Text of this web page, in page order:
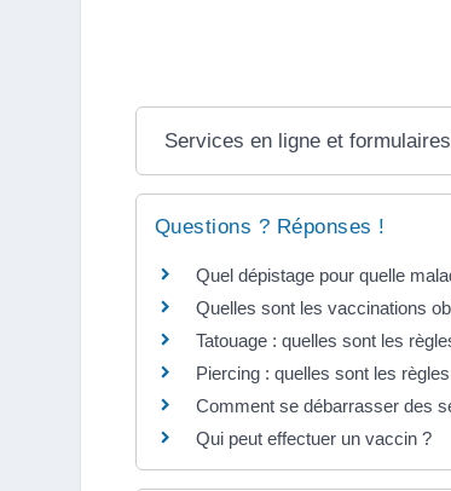
Services en ligne et formulaires
Questions ? Réponses !
Quel dépistage pour quelle
Quelles sont les vaccinations
Tatouage : quelles sont les
Piercing : quelles sont les
Comment se débarrasser des
Qui peut effectuer un vaccin ?